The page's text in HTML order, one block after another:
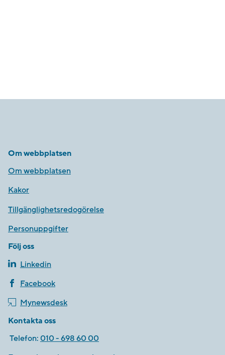
Om webbplatsen
Om webbplatsen
Kakor
Tillgänglighetsredogörelse
Personuppgifter
Följ oss
Linkedin
Facebook
Mynewsdesk
Kontakta oss
Telefon: 010 - 698 60 00